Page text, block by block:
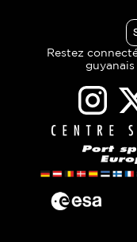
Restez
guyanais